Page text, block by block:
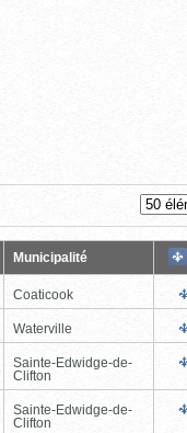
Municipalité
Coaticook
Waterville
Sainte-Edwidge-de-
Clifton
Sainte-Edwidge-de-
Clifton